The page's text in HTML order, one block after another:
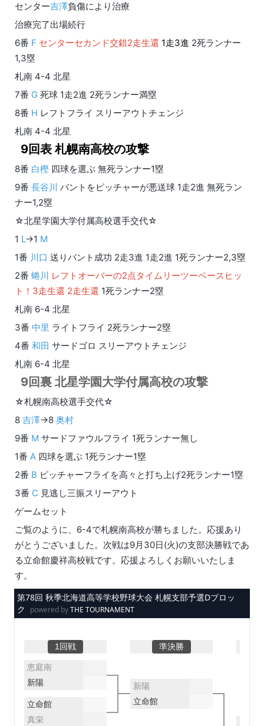
センター吉澤負傷により治療
治療完了出場続行
6番 F センターセカンド交錯2走生還 1走3進 2死ランナー
1,3塁
札南 4-4 北星
7番 G 死球 1走2進 2死ランナー満塁
8番 H レフトフライ スリーアウトチェンジ
札南 4-4 北星
9回表 札幌南高校の攻撃
8番 白樫 四球を選ぶ 無死ランナー1塁
9番 長谷川 バントをピッチャーが悪送球 1走2進 無死ラン
ナー1,2塁
☆北星学園大学付属高校選手交代☆
1 L→1 M
1番 川口 送りバント成功 2走3進 1走2進 1死ランナー2,3塁
2番 蜷川 レフトオーバーの2点タイムリーツーベースヒッ
ト！3走生還 2走生還 1死ランナー2塁
札南 6-4 北星
3番 中里 ライトフライ 2死ランナー2塁
4番 和田 サードゴロ スリーアウトチェンジ
札南 6-4 北星
9回裏 北星学園大学付属高校の攻撃
☆札幌南高校選手交代☆
8 吉澤→8 奥村
9番 M サードファウルフライ 1死ランナー無し
1番 A 四球を選ぶ 1死ランナー1塁
2番 B ピッチャーフライを高々と打ち上げ2死ランナー1塁
3番 C 見逃し三振スリーアウト
ゲームセット
ご覧のように、6-4で札幌南高校が勝ちました。応援あり
がとうございました。次戦は9月30日(火)の支部決勝戦であ
る立命館慶祥高校戦です。応援よろしくお願いいたしま
す。